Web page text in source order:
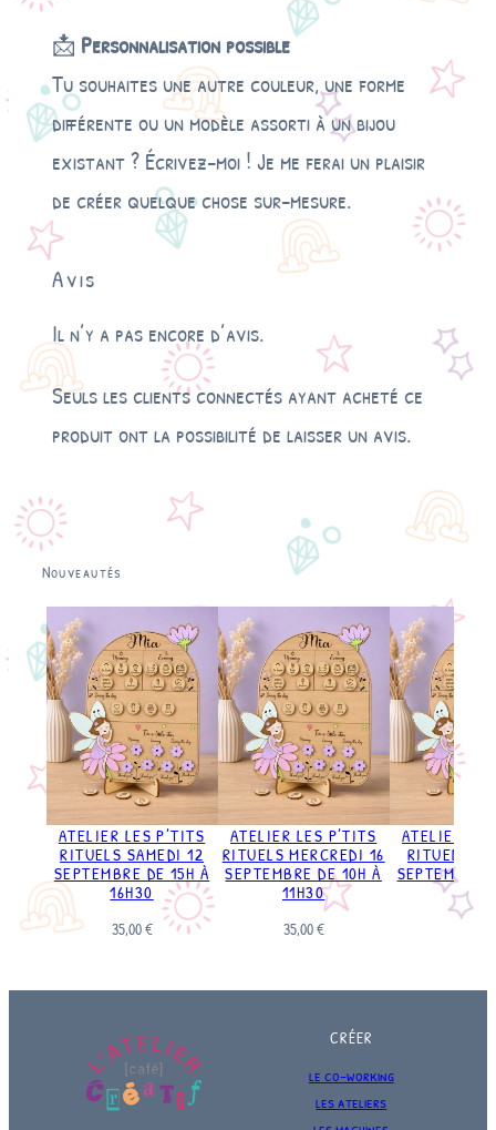
📩 Personnalisation possible
Tu souhaites une autre couleur, une forme
différente ou un modèle assorti à un bijou
existant ? Écrivez-moi ! Je me ferai un plaisir
de créer quelque chose sur-mesure.
Avis
Il n’y a pas encore d’avis.
Seuls les clients connectés ayant acheté ce
produit ont la possibilité de laisser un avis.
Nouveautés
ATELIER LES P’TITS
RITUELS SAMEDI 12
SEPTEMBRE DE 15H À
16H30
35,00€
ATELIER LES P’TITS
RITUELS MERCREDI 16
SEPTEMBRE DE 10H À
11H30
35,00€
ATELIER
RITUELS
SEPTEMBRE
11H30
CRÉER
le co-working
les ateliers